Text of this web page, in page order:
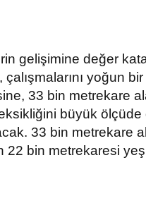
gelişimine değer
yoğun
33 bin metrekare
büyük
33 bin metrekare
22 bin metrekaresi